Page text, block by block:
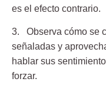
es el efecto contrario.
3. Observa cómo se
señaladas y
hablar sus
forzar.